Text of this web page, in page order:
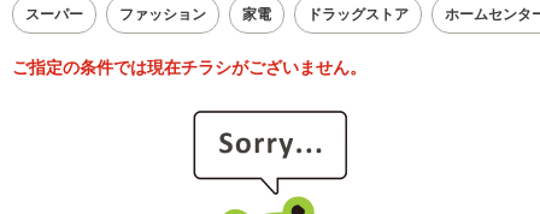
スーパー ファッション 家電 ドラッグストア ホームセンタ
ご指定の条件では現在チラシがございません。